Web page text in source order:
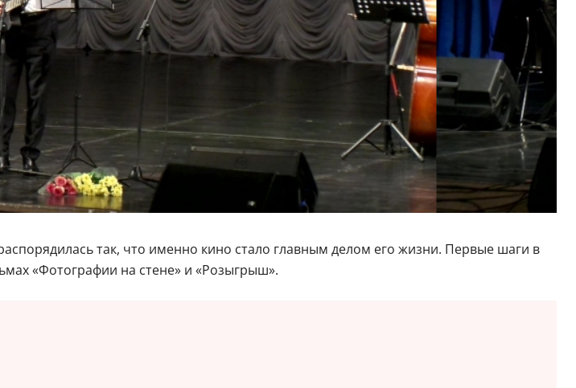
так, что именно кино стало главным делом его жизни. Первые шаги в
«Фотографии на стене» и «Розыгрыш».